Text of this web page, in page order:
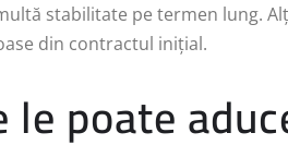
stabilitate pe termen lung.
din contractul inițial.
le poate